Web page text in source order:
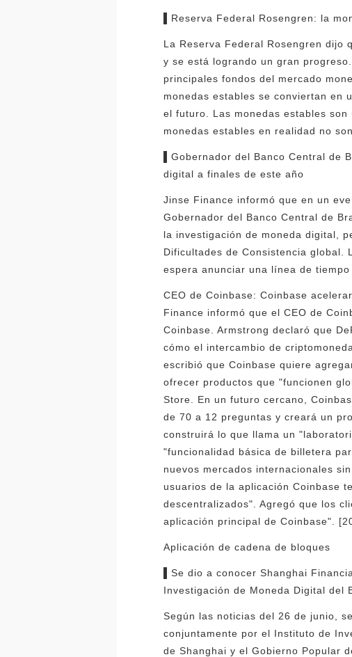
▌Reserva Federal Rosengren: la
La Reserva Federal Rosengren dijo
y se está logrando un gran
principales fondos del mercado
monedas estables se conviertan en
el futuro. Las monedas estables
monedas estables en realidad no
▌Gobernador del Banco Central de
digital a finales de este año
Jinse Finance informó que en un
Gobernador del Banco Central de
la investigación de moneda digital,
Dificultades de Consistencia global.
espera anunciar una línea de
CEO de Coinbase: Coinbase
Finance informó que el CEO de
Coinbase. Armstrong declaró que
cómo el intercambio de
escribió que Coinbase quiere
ofrecer productos que "funcionen
Store. En un futuro cercano,
de 70 a 12 preguntas y creará un
construirá lo que llama un
"funcionalidad básica de billetera
nuevos mercados internacionales
usuarios de la aplicación Coinbase
descentralizados". Agregó que los
aplicación principal de Coinbase".
Aplicación de cadena de bloques
▌Se dio a conocer Shanghai
Investigación de Moneda Digital del
Según las noticias del 26 de junio,
conjuntamente por el Instituto de
de Shanghai y el Gobierno Popular